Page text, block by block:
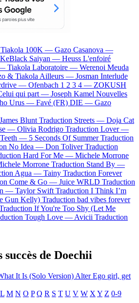
100K — Gazo Casanova —
KeBlack Saiyan — Heuss L'enfoiré
Tiakola Laboratoire — Werenoi Meuda
& Tiakola Ailleurs — Josman Interlude
— Ofenbach 1 2 3 4 — ZOKUSH
qui part — Joseph Kamel Nouvelles
Urus — Favé (FR) DIE — Gazo
James Blunt Traduction Streets — Doja Cat
— Olivia Rodrigo Traduction Lover —
Teeth — 5 Seconds Of Summer Traduction
No Idea — Don Toliver Traduction
Hard For Me — Michele Morrone
Morrone Traduction Stand By —
Agua — Tainy Traduction Forever
Come & Go — Juice WRLD Traduction
— Taylor Swift Traduction I Think I’m
Gun Kelly) Traduction bad vibes forever
If You're Too Shy (Let Me
Tough Love — Avicii Traduction
succès de Doechii
It Is (Solo Version) Alter Ego girl, get
L M N O P Q R S T U V W X Y Z 0-9